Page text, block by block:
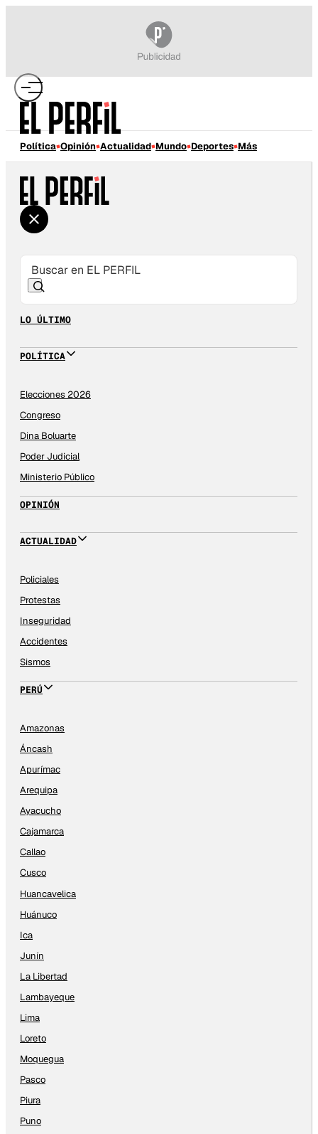
Política Opinión Actualidad Mundo Deportes Más
LO ÚLTIMO
POLÍTICA
Elecciones 2026
Congreso
Dina Boluarte
Poder Judicial
Ministerio Público
OPINIÓN
ACTUALIDAD
Policiales
Protestas
Inseguridad
Accidentes
Sismos
PERÚ
Amazonas
Áncash
Apurímac
Arequipa
Ayacucho
Cajamarca
Callao
Cusco
Huancavelica
Huánuco
Ica
Junín
La Libertad
Lambayeque
Lima
Loreto
Moquegua
Pasco
Piura
Puno